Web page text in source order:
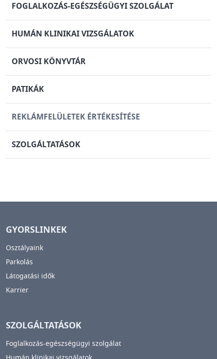
FOGLALKOZÁS-EGÉSZSÉGÜGYI SZOLGÁLAT
HUMÁN KLINIKAI VIZSGÁLATOK
ORVOSI KÖNYVTÁR
PATIKÁK
REKLÁMFELÜLETEK ÉRTÉKESÍTÉSE
SZOLGÁLTATÁSOK
GYORSLINKEK
Osztályaink
Parkolás
Látogatási idők
Karrier
SZOLGÁLTATÁSOK
Foglalkozás-egészségügyi szolgálat